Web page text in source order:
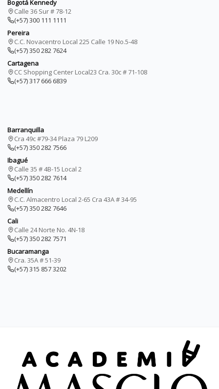
Bogotá Kennedy
Calle 36 Sur # 78-12
(+57) 300 111 1111
Pereira
C.C. Novacentro Local 225 Calle 19 No.5-48
(+57) 350 282 7624
Cartagena
CC Shopping Center Local23 Cra. 30c # 71-108
(+57) 317 666 6839
Barranquilla
Cra 49c #79-34 Plaza 79 L209
(+57) 350 282 7566
Ibagué
Calle 35 # 4B-15 Local 2
(+57) 350 282 7614
Medellín
C.C. Almacentro Local 2-65 Cra 43A # 34-95
(+57) 350 282 7646
Cali
Calle 24 Norte No. 4N-18
(+57) 350 282 7571
Bucaramanga
Cra. 35A # 51-39
(+57) 315 857 3202